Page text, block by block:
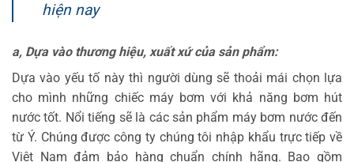
hiện nay
a, Dựa vào thương hiệu, xuất xứ của sản phẩm:
Dựa vào yếu tố này thì người dùng sẽ thoải mái chọn lựa
cho mình những chiếc máy bơm với khả năng bơm hút
nước tốt. Nổi tiếng sẽ là các sản phẩm máy bơm nước đến
từ Ý. Chúng được công ty chúng tôi nhập khẩu trực tiếp về
Việt Nam đảm bảo hàng chuẩn chính hãng. Bao gồm